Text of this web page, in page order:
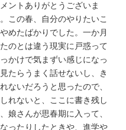
ントありがとうございま
この春、自分のやりたいこ
めたばかりでした。一か月
のとは違う現実に戸惑って
かけで気まずい感じになっ
たらうまく話せないし、き
ないだろうと思ったので、
れないと、ここに書き残し
娘さんが思春期に入って、
ったりしたときや、進学や